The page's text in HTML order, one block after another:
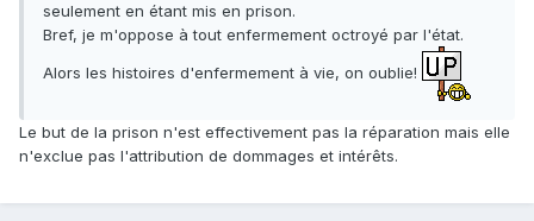
seulement en étant mis en prison.
Bref, je m'oppose à tout enfermement octroyé par l'état.
Alors les histoires d'enfermement à vie, on oublie!
Le but de la prison n'est effectivement pas la réparation mais elle
n'exclue pas l'attribution de dommages et intérêts.